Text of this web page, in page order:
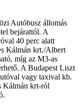
Autóbusz állomás
bejárattól. A
40 perc alatt
Kálmán krt./Albert
míg az M3-as
A Budapest Liszt
vagy taxival kb.
Kálmán krt-ról